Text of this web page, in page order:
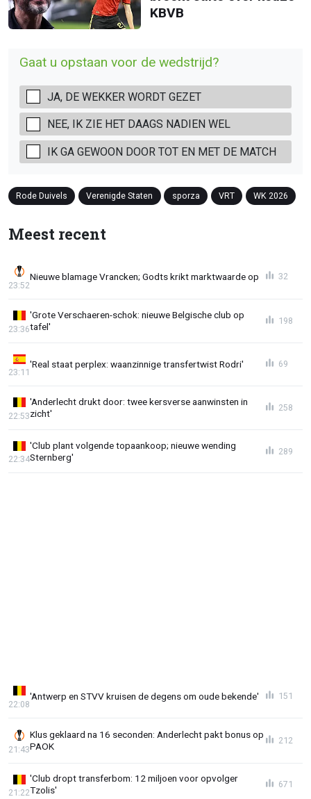
KBVB
Gaat u opstaan voor de wedstrijd?
JA, DE WEKKER WORDT GEZET
NEE, IK ZIE HET DAAGS NADIEN WEL
IK GA GEWOON DOOR TOT EN MET DE MATCH
Rode Duivels Verenigde Staten sporza VRT WK 2026
Meest recent
Nieuwe blamage Vrancken; Godts krikt marktwaarde op
23:52
32
'Grote Verschaeren-schok: nieuwe Belgische club op
tafel'
23:36
198
'Real staat perplex: waanzinnige transfertwist Rodri'
23:11
69
'Anderlecht drukt door: twee kersverse aanwinsten in
zicht'
22:53
258
'Club plant volgende topaankoop; nieuwe wending
Sternberg'
22:34
289
'Antwerp en STVV kruisen de degens om oude bekende'
22:08
151
Klus geklaard na 16 seconden: Anderlecht pakt bonus op
PAOK
21:43
212
'Club dropt transferbom: 12 miljoen voor opvolger
Tzolis'
21:22
671